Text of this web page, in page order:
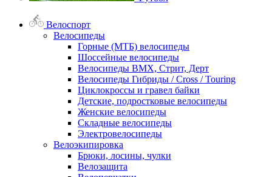
Велоспорт
Велосипеды
Горные (МТБ) велосипеды
Шоссейные велосипеды
Велосипеды BMX, Стрит, Дерт
Велосипеды Гибриды / Cross / Touring
Циклокроссы и гравел байки
Детские, подростковые велосипеды
Женские велосипеды
Складные велосипеды
Электровелосипеды
Велоэкипировка
Брюки, лосины, чулки
Велозащита